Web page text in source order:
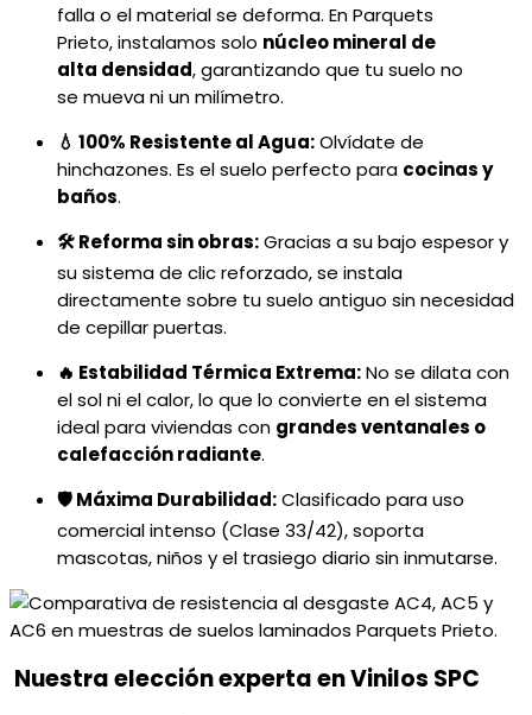
falla o el material se deforma. En Parquets
Prieto, instalamos solo núcleo mineral de
alta densidad, garantizando que tu suelo no
se mueva ni un milímetro.
💧 100% Resistente al Agua:Olvídate de
hinchazones. Es el suelo perfecto para cocinas y
baños.
🛠️ Reforma sin obras:Gracias a su bajo espesor y
su sistema de clic reforzado, se instala
directamente sobre tu suelo antiguo sin necesidad
de cepillar puertas.
🔥 Estabilidad Térmica Extrema:No se dilata con
el sol ni el calor, lo que lo convierte en el sistema
ideal para viviendas con grandes ventanales o
calefacción radiante.
🛡️ Máxima Durabilidad:Clasificado para uso
comercial intenso (Clase 33/42), soporta
mascotas, niños y el trasiego diario sin inmutarse.
Nuestra elección experta en Vinilos SPC